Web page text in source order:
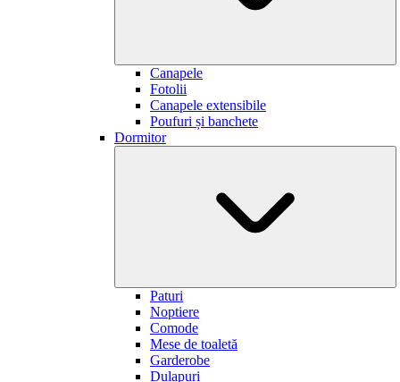
Canapele
Fotolii
Canapele extensibile
Poufuri și banchete
Dormitor
Paturi
Noptiere
Comode
Mese de toaletă
Garderobe
Dulapuri